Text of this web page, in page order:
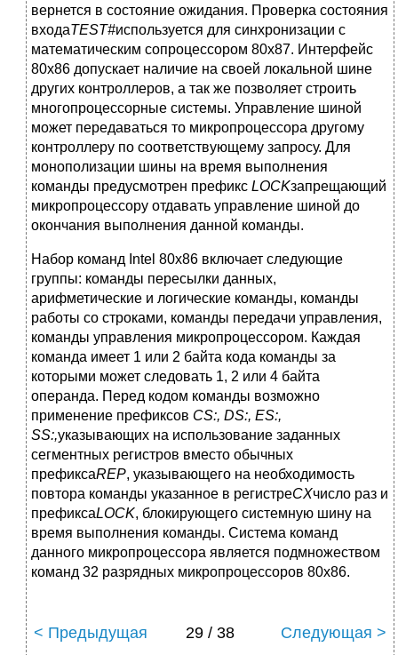
вернется в состояние ожидания. Проверка состояния
входаTEST#используется для синхронизации с
математическим сопроцессором 80x87. Интерфейс
80x86 допускает наличие на своей локальной шине
других контроллеров, а так же позволяет строить
многопроцессорные системы. Управление шиной
может передаваться то микропроцессора другому
контроллеру по соответствующему запросу. Для
монополизации шины на время выполнения
команды предусмотрен префикс LOCKзапрещающий
микропроцессору отдавать управление шиной до
окончания выполнения данной команды.
Набор команд Intel 80x86 включает следующие
группы: команды пересылки данных,
арифметические и логические команды, команды
работы со строками, команды передачи управления,
команды управления микропроцессором. Каждая
команда имеет 1 или 2 байта кода команды за
которыми может следовать 1, 2 или 4 байта
операнда. Перед кодом команды возможно
применение префиксов CS:, DS:, ES:,
SS:,указывающих на использование заданных
сегментных регистров вместо обычных
префиксаREP, указывающего на необходимость
повтора команды указанное в регистреСХчисло раз и
префиксаLOCK, блокирующего системную шину на
время выполнения команды. Система команд
данного микропроцессора является подмножеством
команд 32 разрядных микропроцессоров 80х86.
< Предыдущая 29 / 38 Следующая >